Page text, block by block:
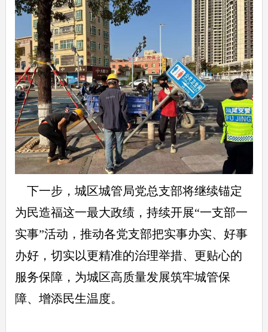
下一步，城区城管局党总支部将继续锚定
为民造福这一最大政绩，持续开展“一支部一
实事”活动，推动各党支部把实事办实、好事
办好，切实以更精准的治理举措、更贴心的
服务保障，为城区高质量发展筑牢城管保
障、增添民生温度。